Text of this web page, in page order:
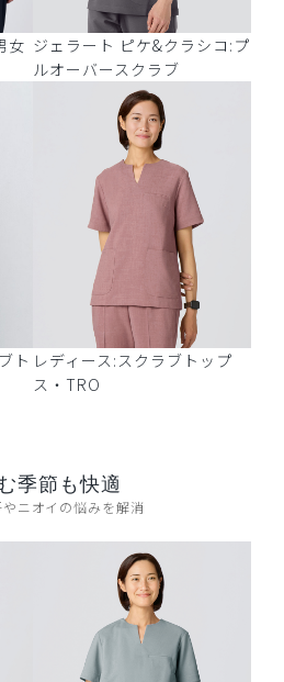
女 ジェラート ピケ&クラシコ:プ
ルオーバースクラブ
ト レディース:スクラブトップ
ス・TRO
季節も快適
ニオイの悩みを解消